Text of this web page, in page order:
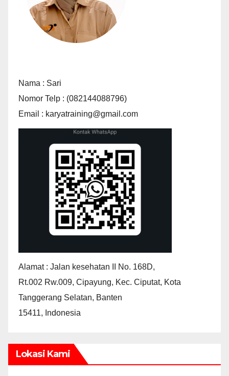
Nama : Sari
Nomor Telp : (082144088796)
Email : karyatraining@gmail.com
Alamat : Jalan kesehatan II No. 168D,
Rt.002 Rw.009, Cipayung, Kec. Ciputat, Kota
Tanggerang Selatan, Banten
15411, Indonesia
Lokasi Kami